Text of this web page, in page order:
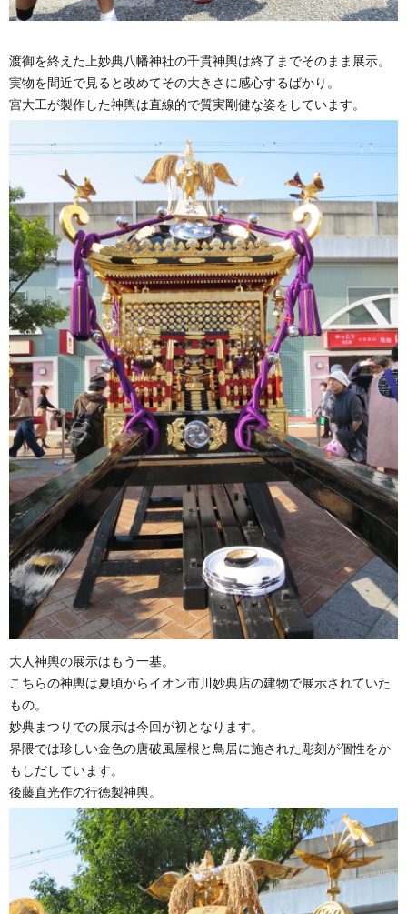
渡御を終えた上妙典八幡神社の千貫神輿は終了までそのまま展示。
実物を間近で見ると改めてその大きさに感心するばかり。
宮大工が製作した神輿は直線的で質実剛健な姿をしています。
大人神輿の展示はもう一基。
こちらの神輿は夏頃からイオン市川妙典店の建物で展示されていた
もの。
妙典まつりでの展示は今回が初となります。
界隈では珍しい金色の唐破風屋根と鳥居に施された彫刻が個性をか
もしだしています。
後藤直光作の行徳製神輿。